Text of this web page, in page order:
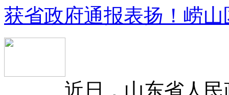
获省政府通报表扬！崂
近日，山东省人民